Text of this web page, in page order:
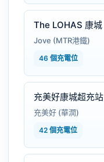
The LOHAS 康城
Jove (MTR港鐵)
46 個充電位
充美好康城超充站
充美好 (華潤)
42 個充電位